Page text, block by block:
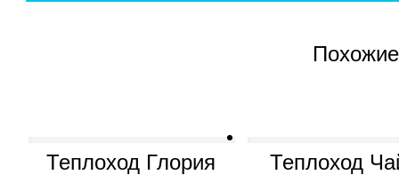
Теплоход Глория Теплоход